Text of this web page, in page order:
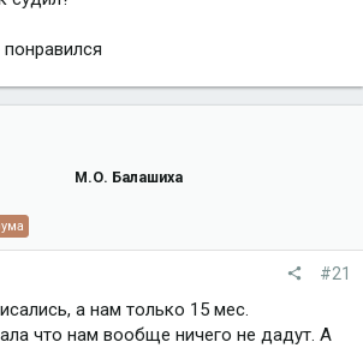
М.О. Балашиха
#21
а нам только 15 мес.
что нам вообще ничего не дадут. А